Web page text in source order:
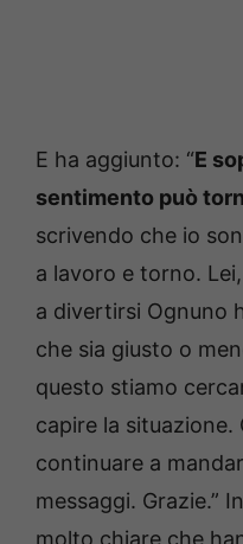
E ha aggiunto: “E
sentimento può
scrivendo che io
a lavoro e torno.
a divertirsi Ognuno
che sia giusto o
questo stiamo
capire la situazione.
continuare a
messaggi. Grazie.”
molto chiare che